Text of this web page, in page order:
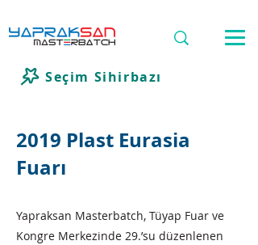
Seçim Sihirbazı
2019 Plast Eurasia
Fuarı
Yapraksan Masterbatch, Tüyap Fuar ve
Kongre Merkezinde 29.’su düzenlenen